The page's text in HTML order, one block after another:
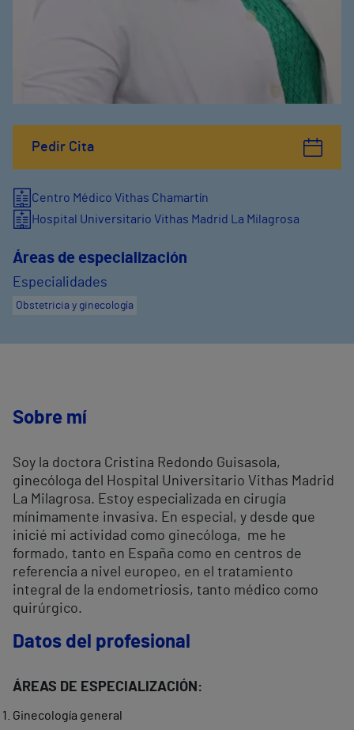
Pedir Cita
Centro Médico Vithas Chamartín
Hospital Universitario Vithas Madrid La Milagrosa
Áreas de especialización
Especialidades
Obstetricia y ginecología
Sobre mí
Soy la doctora Cristina Redondo Guisasola,
ginecóloga del Hospital Universitario Vithas Madrid
La Milagrosa. Estoy especializada en cirugía
mínimamente invasiva. En especial, y desde que
inicié mi actividad como ginecóloga, me he
formado, tanto en España como en centros de
referencia a nivel europeo, en el tratamiento
integral de la endometriosis, tanto médico como
quirúrgico.
Datos del profesional
ÁREAS DE ESPECIALIZACIÓN:
Ginecología general